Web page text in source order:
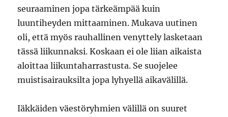
seuraaminen jopa tärkeämpää kuin
luuntiheyden mittaaminen. Mukava uutinen
oli, että myös rauhallinen venyttely lasketaan
tässä liikunnaksi. Koskaan ei ole liian aikaista
aloittaa liikuntaharrastusta. Se suojelee
muistisairauksilta jopa lyhyellä aikavälillä.
Iäkkäiden väestöryhmien välillä on suuret